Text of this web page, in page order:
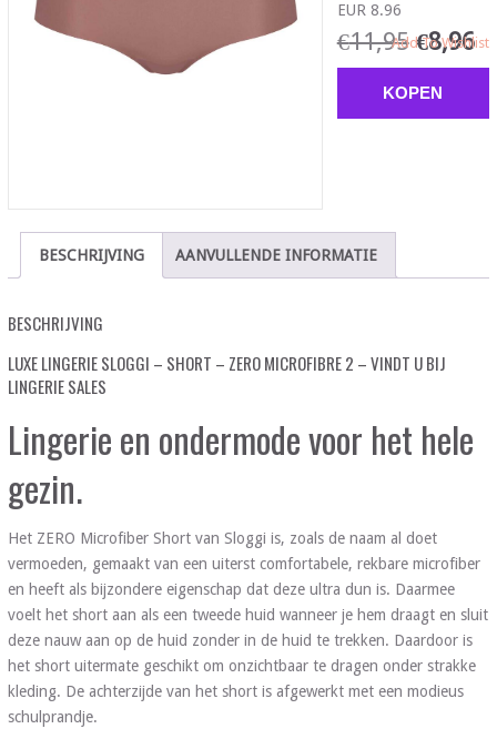
EUR 8.96
€11,95 €8,96
KOPEN
Add To Wishlist
BESCHRIJVING AANVULLENDE INFORMATIE
BESCHRIJVING
LUXE LINGERIE SLOGGI – SHORT – ZERO MICROFIBRE 2 – VINDT U BIJ
LINGERIE SALES
Lingerie en ondermode voor het hele
gezin.
Het ZERO Microfiber Short van Sloggi is, zoals de naam al doet
vermoeden, gemaakt van een uiterst comfortabele, rekbare microfiber
en heeft als bijzondere eigenschap dat deze ultra dun is. Daarmee
voelt het short aan als een tweede huid wanneer je hem draagt en sluit
deze nauw aan op de huid zonder in de huid te trekken. Daardoor is
het short uitermate geschikt om onzichtbaar te dragen onder strakke
kleding. De achterzijde van het short is afgewerkt met een modieus
schulprandje.